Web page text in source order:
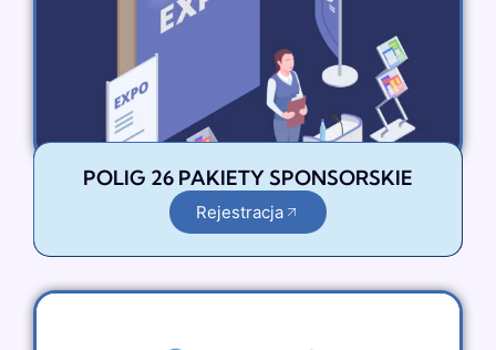
POLIG 26 PAKIETY SPONSORSKIE
Rejestracja